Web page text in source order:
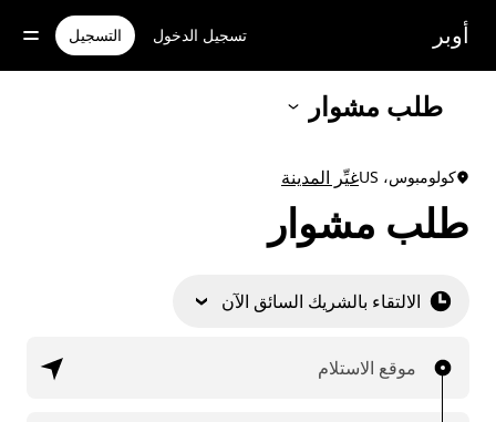
للوصول
المحتوى
أوبر تسجيل الدخول التسجيل
طلب مشوار
كولومبوس، US غيِّر المدينة
طلب مشوار
الالتقاء بالشريك السائق الآن
موقع الاستلام